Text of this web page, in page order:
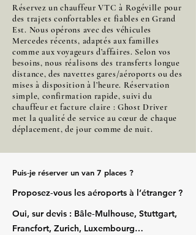
Réservez un chauffeur VTC à Rogéville pour
des trajets confortables et fiables en Grand
Est. Nous opérons avec des véhicules
Mercedes récents, adaptés aux familles
comme aux voyageurs d’affaires. Selon vos
besoins, nous réalisons des transferts longue
distance, des navettes gares/aéroports ou des
mises à disposition à l’heure. Réservation
simple, confirmation rapide, suivi du
chauffeur et facture claire : Ghost Driver
met la qualité de service au cœur de chaque
déplacement, de jour comme de nuit.
Puis‑je réserver un van 7 places ?
Proposez‑vous les aéroports à l’étranger ?
Oui, sur devis : Bâle‑Mulhouse, Stuttgart,
Francfort, Zurich, Luxembourg…